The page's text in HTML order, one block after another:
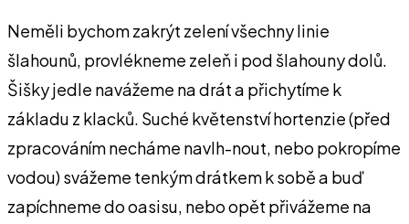
Neměli bychom zakrýt zelení všechny linie
šlahounů, provlékneme zeleň i pod šlahouny dolů.
Šišky jedle navážeme na drát a přichytíme k
základu z klacků. Suché květenství hortenzie (před
zpracováním necháme navlh-nout, nebo pokropíme
vodou) svážeme tenkým drátkem k sobě a buď
zapíchneme do oasisu, nebo opět přivážeme na